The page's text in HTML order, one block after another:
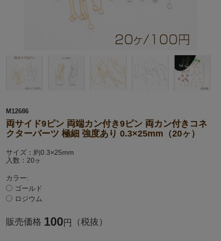
M12686
両サイド9ピン 両端カン付き9ピン 両カン付きコネ
クターパーツ 極細 強度あり 0.3×25mm（20ヶ）
サイズ：約0.3×25mm
入数：20ヶ
カラー:
ゴールド
ロジウム
販売価格 100円 （税抜）